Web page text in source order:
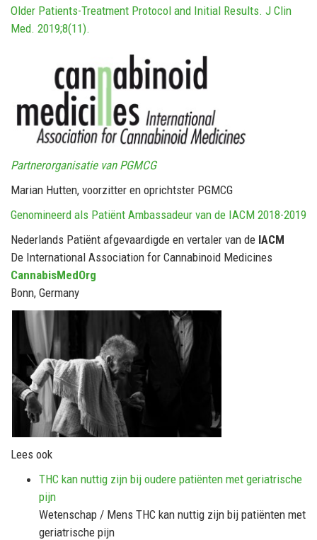
Older Patients-Treatment Protocol and Initial Results. J Clin
Med. 2019;8(11).
Partnerorganisatie van PGMCG
Marian Hutten, voorzitter en oprichtster PGMCG
Genomineerd als Patiënt Ambassadeur van de IACM 2018-2019
Nederlands Patiënt afgevaardigde en vertaler van de IACM
De International Association for Cannabinoid Medicines
CannabisMedOrg
Bonn, Germany
Lees ook
THC kan nuttig zijn bij oudere patiënten met geriatrische
pijn
Wetenschap / Mens THC kan nuttig zijn bij patiënten met
geriatrische pijn